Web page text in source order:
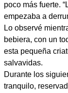
poco más fuerte.
empezaba a
Lo observé
bebiera, con un
esta pequeña
salvavidas.
Durante los
tranquilo,